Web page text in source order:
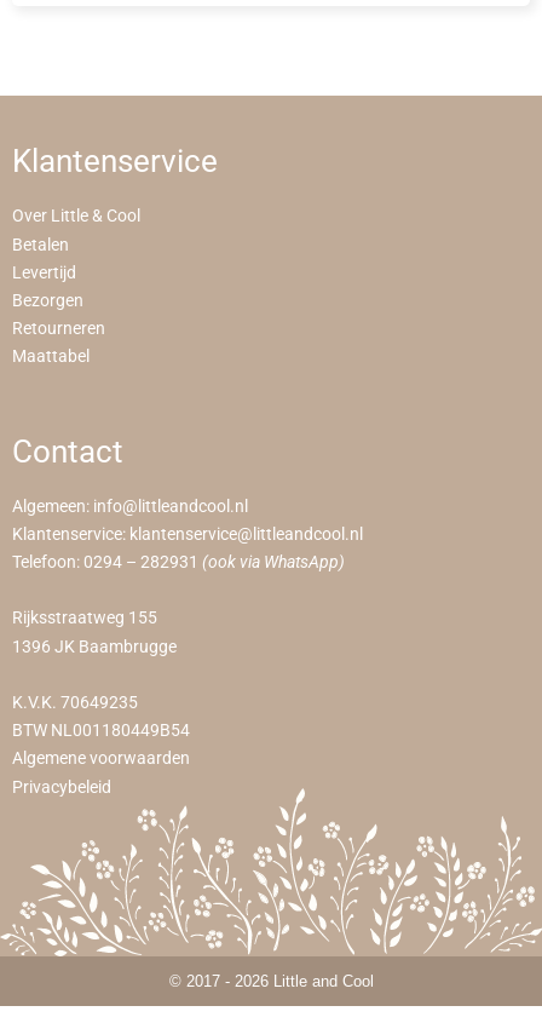
Klantenservice
Over Little & Cool
Betalen
Levertijd
Bezorgen
Retourneren
Maattabel
Contact
Algemeen: info@littleandcool.nl
Klantenservice: klantenservice@littleandcool.nl
Telefoon: 0294 – 282931 (ook via WhatsApp)
Rijksstraatweg 155
1396 JK Baambrugge
K.V.K. 70649235
BTW NL001180449B54
Algemene voorwaarden
Privacybeleid
© 2017 - 2026 Little and Cool